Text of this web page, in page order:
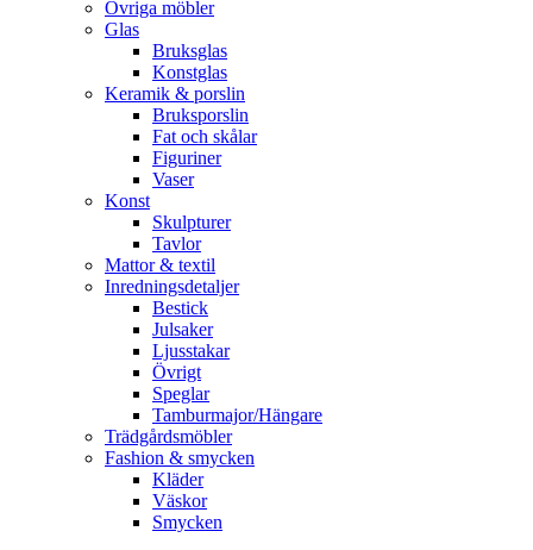
Övriga möbler
Glas
Bruksglas
Konstglas
Keramik & porslin
Bruksporslin
Fat och skålar
Figuriner
Vaser
Konst
Skulpturer
Tavlor
Mattor & textil
Inredningsdetaljer
Bestick
Julsaker
Ljusstakar
Övrigt
Speglar
Tamburmajor/Hängare
Trädgårdsmöbler
Fashion & smycken
Kläder
Väskor
Smycken